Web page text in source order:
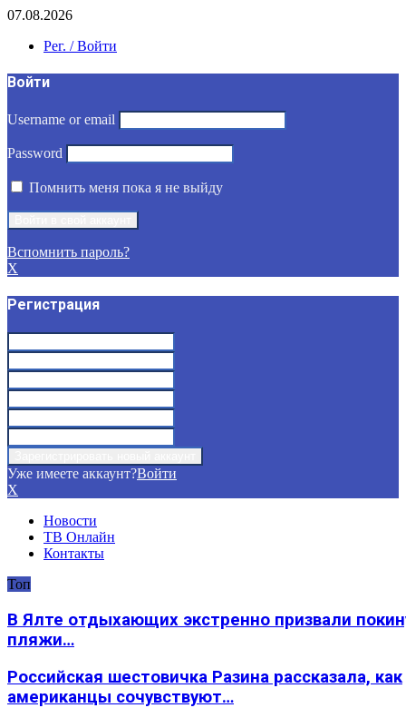
07.08.2026
Рег. / Войти
Войти
Username or email
Password
Помнить меня пока я не выйду
Вспомнить пароль?
X
Регистрация
Уже имеете аккаунт?Войти
X
Новости
ТВ Онлайн
Контакты
Топ
В Ялте отдыхающих экстренно призвали
пляжи…
Российская шестовичка Разина рассказала, как
американцы сочувствуют…